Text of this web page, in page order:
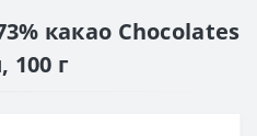
какао Chocolates
100 г